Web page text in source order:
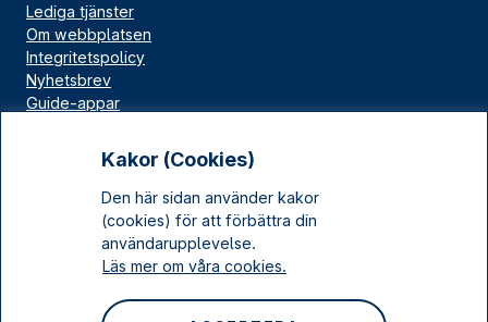
Kakor (Cookies)
Den här sidan använder kakor
(cookies) för att förbättra din
användarupplevelse.
Läs mer om våra cookies.
Lediga tjänster
Om webbplatsen
Integritetspolicy
Nyhetsbrev
Guide-appar
Kulturarv Stockholm
Sociala medier
Instagram